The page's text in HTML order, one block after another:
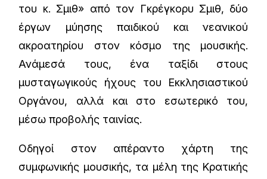
του κ. Σμιθ» από τον Γκρέγκορυ Σμιθ, δύο
έργων μύησης παιδικού και νεανικού
ακροατηρίου στον κόσμο της μουσικής.
Ανάμεσά τους, ένα ταξίδι στους
μυσταγωγικούς ήχους του Εκκλησιαστικού
Οργάνου, αλλά και στο εσωτερικό του,
μέσω προβολής ταινίας.
Οδηγοί στον απέραντο χάρτη της
συμφωνικής μουσικής, τα μέλη της Κρατικής